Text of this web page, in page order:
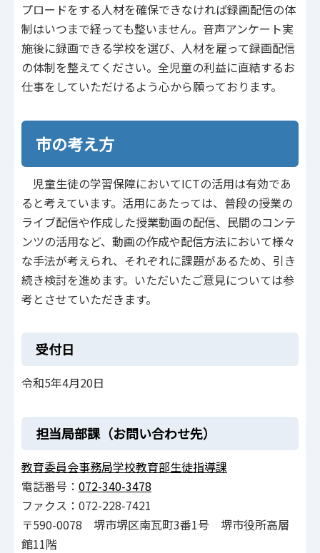
プロードをする人材を確保できなければ録画配信の体
制はいつまで経っても整いません。音声アンケート実
施後に録画できる学校を選び、人材を雇って録画配信
の体制を整えてください。全児童の利益に直結するお
仕事をしていただけるよう心から願っております。
市の考え方
児童生徒の学習保障においてICTの活用は有効であ
ると考えています。活用にあたっては、普段の授業の
ライブ配信や作成した授業動画の配信、民間のコンテ
ンツの活用など、動画の作成や配信方法において様々
な手法が考えられ、それぞれに課題があるため、引き
続き検討を進めます。いただいたご意見については参
考とさせていただきます。
受付日
令和5年4月20日
担当局部課（お問い合わせ先）
教育委員会事務局学校教育部生徒指導課
電話番号： 072-340-3478
ファクス：072-228-7421
〒590-0078 堺市堺区南瓦町3番1号 堺市役所高層
館11階